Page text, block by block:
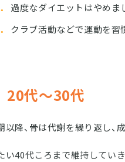
過度なダイエットはやめま
クラブ活動などで運動を習
代～30代
以降、骨は代謝を繰り返し、
い40代ころまで維持していき